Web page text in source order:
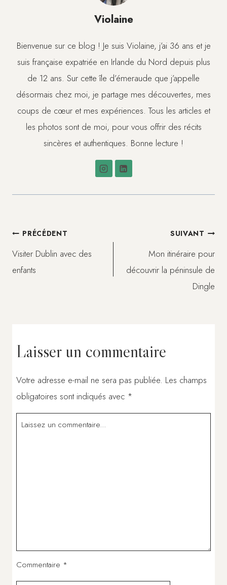
Violaine
Bienvenue sur ce blog ! Je suis Violaine, j’ai 36 ans et je
suis française expatriée en Irlande du Nord depuis plus
de 12 ans. Sur cette île d’émeraude que j’appelle
désormais chez moi, je partage mes découvertes, mes
coups de cœur et mes expériences. Tous les articles et
les photos sont de moi, pour vous offrir des récits
sincères et authentiques. Bonne lecture !
Navigation
de
PRÉCÉDENT
Visiter Dublin avec des
enfants
SUIVANT
Mon itinéraire pour
découvrir la péninsule de
Dingle
Laisser un commentaire
Votre adresse e-mail ne sera pas publiée. Les champs
obligatoires sont indiqués avec *
Commentaire *